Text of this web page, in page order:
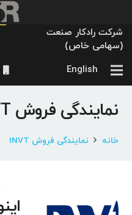
شرکت رادکار صنعت
(سهامی خاص)
English
نمایندگی فروش INVT
خانه نمایندگی فروش INVT